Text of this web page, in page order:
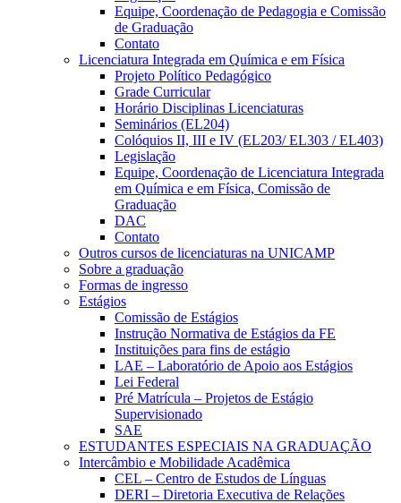
Equipe, Coordenação de Pedagogia e Comissão
de Graduação
Contato
Licenciatura Integrada em Química e em Física
Projeto Político Pedagógico
Grade Curricular
Horário Disciplinas Licenciaturas
Seminários (EL204)
Colóquios II, III e IV (EL203/ EL303 / EL403)
Legislação
Equipe, Coordenação de Licenciatura Integrada
em Química e em Física, Comissão de
Graduação
DAC
Contato
Outros cursos de licenciaturas na UNICAMP
Sobre a graduação
Formas de ingresso
Estágios
Comissão de Estágios
Instrução Normativa de Estágios da FE
Instituições para fins de estágio
LAE – Laboratório de Apoio aos Estágios
Lei Federal
Pré Matrícula – Projetos de Estágio
Supervisionado
SAE
ESTUDANTES ESPECIAIS NA GRADUAÇÃO
Intercâmbio e Mobilidade Acadêmica
CEL – Centro de Estudos de Línguas
DERI – Diretoria Executiva de Relações